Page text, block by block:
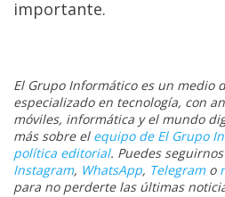
importante.
El Grupo Informático es un medio
especializado en tecnología, con
móviles, informática y el mundo
más sobre el equipo de El Grupo
política editorial. Puedes
Instagram, WhatsApp, Telegramo
para no perderte las últimas